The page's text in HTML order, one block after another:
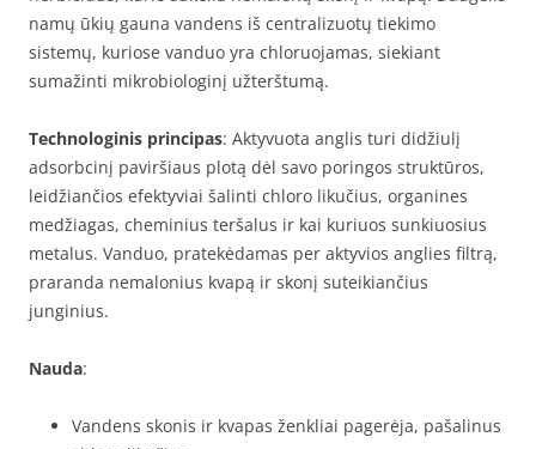
namų ūkių gauna vandens iš centralizuotų tiekimo
sistemų, kuriose vanduo yra chloruojamas, siekiant
sumažinti mikrobiologinį užterštumą.
Technologinis principas: Aktyvuota anglis turi didžiulį
adsorbcinį paviršiaus plotą dėl savo poringos struktūros,
leidžiančios efektyviai šalinti chloro likučius, organines
medžiagas, cheminius teršalus ir kai kuriuos sunkiuosius
metalus. Vanduo, pratekėdamas per aktyvios anglies filtrą,
praranda nemalonius kvapą ir skonį suteikiančius
junginius.
Nauda:
Vandens skonis ir kvapas ženkliai pagerėja, pašalinus